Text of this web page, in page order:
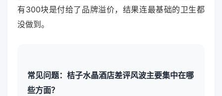
有300块是付给了品牌溢价，结果连最基础的卫生都
没做到。
常见问题：桔子水晶酒店差评风波主要集中在哪
些方面？